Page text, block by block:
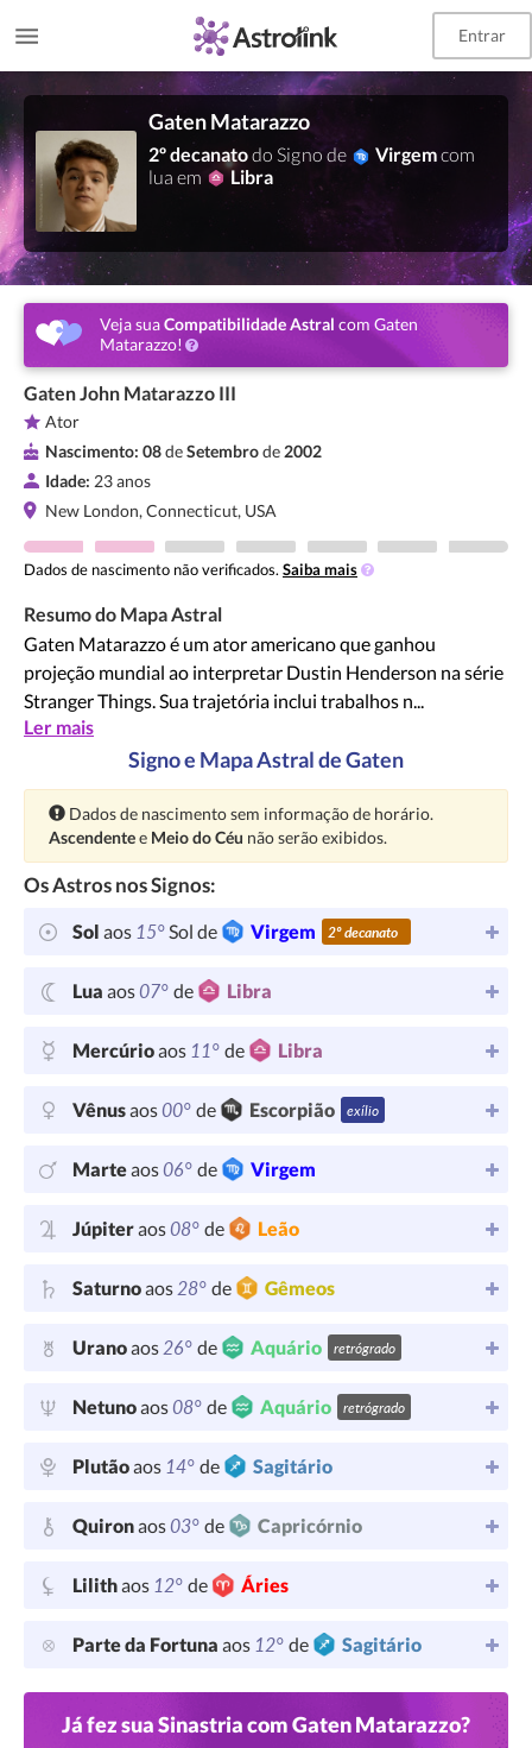
Entrar
Gaten Matarazzo
2º decanatodo Signo de Virgemcom
lua em
Libra
Veja suaCompatibilidade Astral com Gaten
Matarazzo!
Gaten John Matarazzo III
Ator
Nascimento: 08deSetembrode 2002
Idade: 23 anos
New London, Connecticut, USA
Dados de nascimento não verificados. Saiba mais
Resumo do Mapa Astral
Gaten Matarazzo é um ator americano que ganhou
projeção mundial ao interpretar Dustin Henderson na série
Stranger Things. Sua trajetória inclui trabalhos n...
Ler mais
Signo e Mapa Astral de Gaten
Atenção:
Dados de nascimento sem informação de horário.
Ascendentee Meio do Céu não serão exibidos.
Os Astros nos Signos:
Sol aos 15°Sol de Virgem 2º decanato
Lua aos07° de Libra
Mercúrioaos 11° de Libra
Vênusaos00° de Escorpião exílio
Marteaos06° de Virgem
Júpiteraos08° de Leão
Saturnoaos28° de Gêmeos
Uranoaos26° de Aquário retrógrado
Netunoaos08° de Aquário retrógrado
Plutãoaos 14° de Sagitário
Quironaos03° de Capricórnio
Lilithaos 12° de Áries
Parte da Fortuna aos 12° de Sagitário
Já fez sua Sinastria com Gaten Matarazzo?